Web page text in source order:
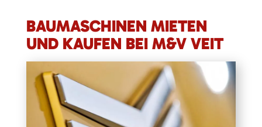
BAUMASCHINEN MIETEN
UND KAUFEN BEI M&V VEIT